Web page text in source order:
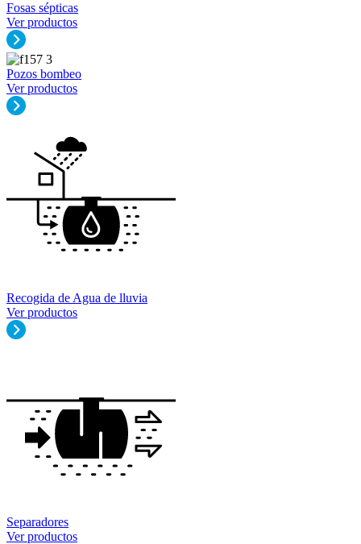
Fosas sépticas
Ver productos
Pozos bombeo
Ver productos
Recogida de Agua de lluvia
Ver productos
Separadores
Ver productos